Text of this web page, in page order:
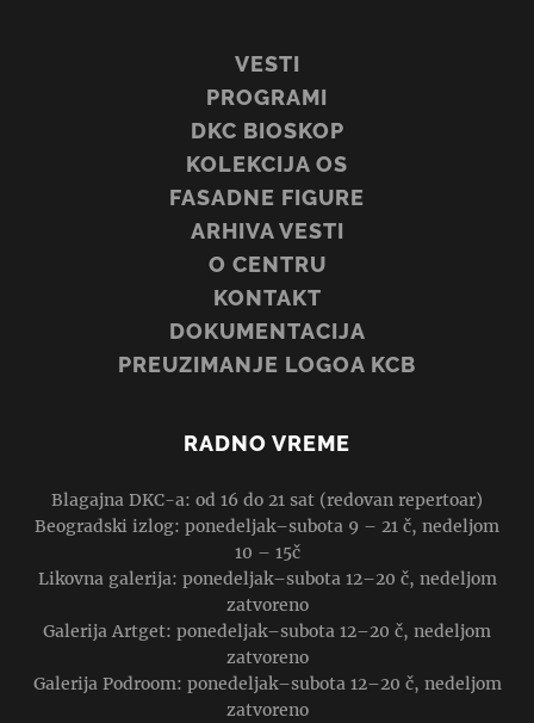
VESTI
PROGRAMI
DKC BIOSKOP
KOLEKCIJA OS
FASADNE FIGURE
ARHIVA VESTI
O CENTRU
KONTAKT
DOKUMENTACIJA
PREUZIMANJE LOGOA KCB
RADNO VREME
Blagajna DKC-a: od 16 do 21 sat (redovan repertoar)
Beogradski izlog: ponedeljak–subota 9 – 21 č, nedeljom
10 – 15č
Likovna galerija: ponedeljak–subota 12–20 č, nedeljom
zatvoreno
Galerija Artget: ponedeljak–subota 12–20 č, nedeljom
zatvoreno
Galerija Podroom: ponedeljak–subota 12–20 č, nedeljom
zatvoreno